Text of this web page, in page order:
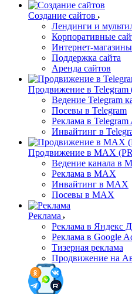
Создание сайтов
Лендинги и
Корпоративные
Интернет-магазины
Поддержка сайта
Аренда сайтов
Продвижение в Telegram
Ведение Telegram
Посевы в Telegram
Реклама в Telegram
Инвайтинг в
Продвижение в MAX
Ведение канала в
Реклама в MAX
Инвайтинг в MAX
Посевы в MAX
Реклама
Реклама в Яндекс
Реклама в Google
Тизерная реклама
Продвижение на